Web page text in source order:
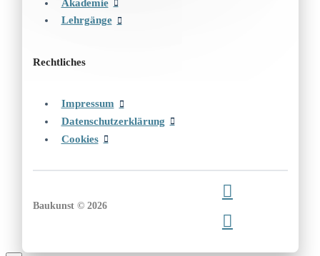
Akademie
Lehrgänge
Rechtliches
Impressum
Datenschutzerklärung
Cookies
Baukunst © 2026